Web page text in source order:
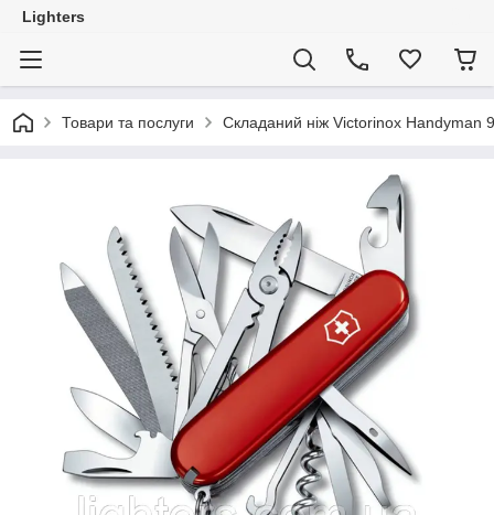
Lighters
Товари та послуги Складаний ніж Victorinox Handyman